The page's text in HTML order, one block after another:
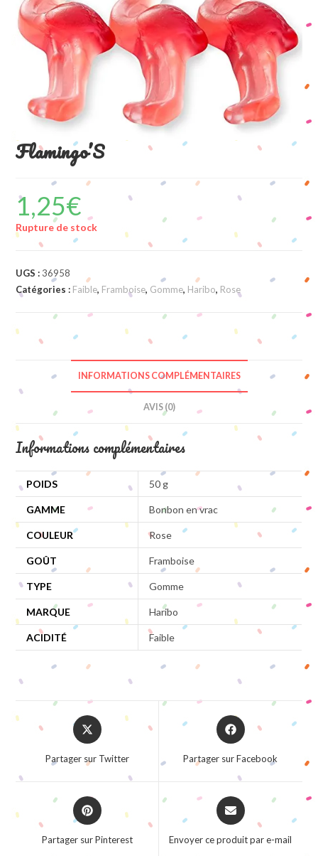
Flamingo’S
1,25€
Rupture de stock
UGS : 36958
Catégories : Faible, Framboise, Gomme, Haribo, Rose
INFORMATIONS COMPLÉMENTAIRES
AVIS (0)
Informations complémentaires
POIDS 50 g
GAMME Bonbon en vrac
COULEUR Rose
GOÛT Framboise
TYPE Gomme
MARQUE Haribo
ACIDITÉ Faible
Opens
in
new
Partager sur Twitter
Opens
in
window
Partager sur Facebook
Opens
in
Partager sur Pinterest
Opens
in
new
Envoyer ce produit par e-mail